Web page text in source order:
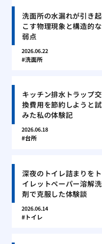
洗面所の水漏れが引き起
こす物理現象と構造的な
弱点
2026.06.22
洗面所
キッチン排水トラップ交
換費用を節約しようと試
みた私の体験記
2026.06.18
台所
深夜のトイレ詰まりをト
イレットペーパー溶解洗
剤で克服した体験談
2026.06.14
トイレ